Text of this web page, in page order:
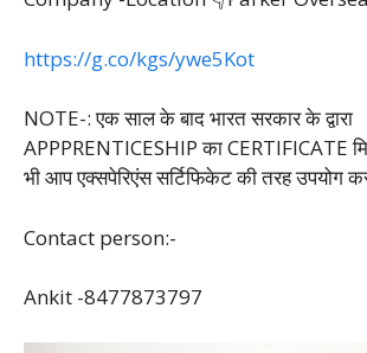
https://g.co/kgs/ywe5Kot
NOTE-: एक साल के बाद भारत सरकार के द्वारा
APPPRENTICESHIP का CERTIFICATE
भी आप एक्सपेरिएंस सर्टिफिकेट की तरह उपयोग
Contact person:-
Ankit -8477873797